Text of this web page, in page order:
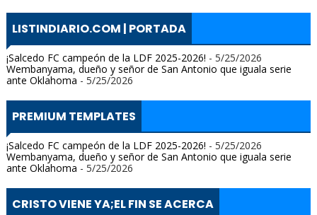
LISTINDIARIO.COM | PORTADA
¡Salcedo FC campeón de la LDF 2025-2026! - 5/25/2026
Wembanyama, dueño y señor de San Antonio que iguala serie
ante Oklahoma - 5/25/2026
PREMIUM TEMPLATES
¡Salcedo FC campeón de la LDF 2025-2026! - 5/25/2026
Wembanyama, dueño y señor de San Antonio que iguala serie
ante Oklahoma - 5/25/2026
CRISTO VIENE YA;EL FIN SE ACERCA